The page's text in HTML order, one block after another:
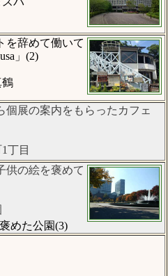
を辞めて働いて
」(2)
個展の案内をもらったカフェ
丁目
供の絵を褒めて
めた公園(3)